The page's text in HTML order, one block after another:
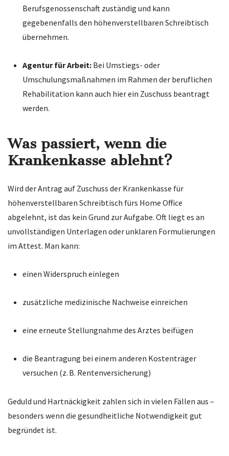
Berufsgenossenschaft zuständig und kann
gegebenenfalls den höhenverstellbaren Schreibtisch
übernehmen.
Agentur für Arbeit:Bei Umstiegs- oder
Umschulungsmaßnahmen im Rahmen der beruflichen
Rehabilitation kann auch hier ein Zuschuss beantragt
werden.
Was passiert, wenn die
Krankenkasse ablehnt?
Wird der Antrag auf Zuschuss der Krankenkasse für
höhenverstellbaren Schreibtisch fürs Home Office
abgelehnt, ist das kein Grund zur Aufgabe. Oft liegt es an
unvollständigen Unterlagen oder unklaren Formulierungen
im Attest. Man kann:
einen Widerspruch einlegen
zusätzliche medizinische Nachweise einreichen
eine erneute Stellungnahme des Arztes beifügen
die Beantragung bei einem anderen Kostenträger
versuchen (z. B. Rentenversicherung)
Geduld und Hartnäckigkeit zahlen sich in vielen Fällen aus –
besonders wenn die gesundheitliche Notwendigkeit gut
begründet ist.